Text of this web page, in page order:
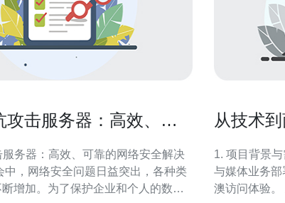
攻击服务器：高效、可
务器：高效、可靠的网络安全解决
增加。为了保护企业和个人的数据
从技术
1. 项目背景
与媒体业务
澳访问体验